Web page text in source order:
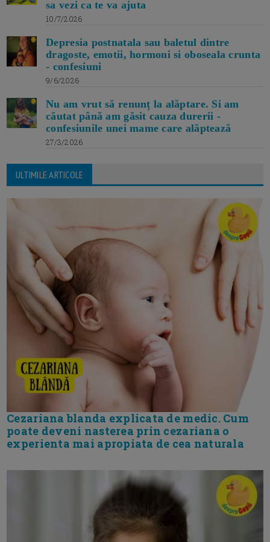
sa vezi ca te va ajuta
10/7/2026
Depresia postnatala sau baletul dintre
dragoste, emotii, hormoni si oboseala crunta
- confesiuni
9/6/2026
Nu am vrut să renunț la alăptare. Si am
căutat până am găsit cauza durerii -
confesiunile unei mame care alăptează
27/3/2026
ULTIMILE ARTICOLE
Cezariana blanda explicata de medic. Cum
poate deveni nasterea prin cezariana o
experienta mai apropiata de cea naturala